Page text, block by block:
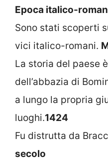
Epoca italico-
Sono stati scoperti
vici italico-romani.
La storia del paese
dell’abbazia di
a lungo la propria
luoghi.1424
Fu distrutta da
secolo